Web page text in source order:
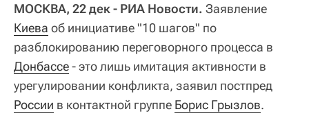
МОСКВА, 22 дек - РИА Новости. Заявление
Киева об инициативе "10 шагов" по
разблокированию переговорного процесса в
Донбассе- это лишь имитация активности в
урегулировании конфликта, заявил постпред
России в контактной группе Борис Грызлов.